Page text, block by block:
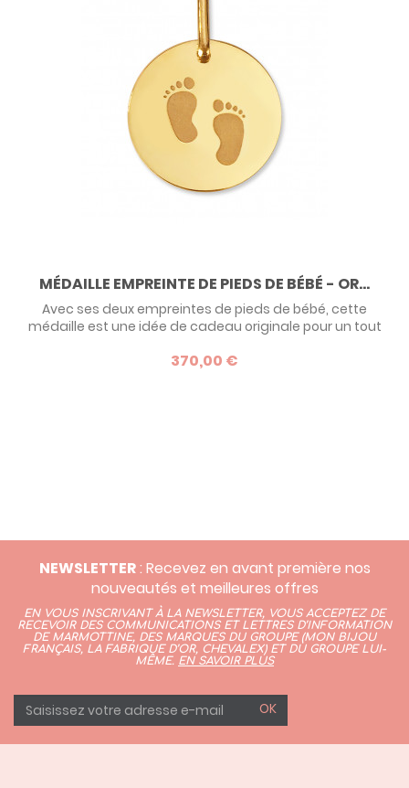
MÉDAILLE EMPREINTE DE PIEDS DE BÉBÉ - OR...
Avec ses deux empreintes de pieds de bébé, cette
médaille est une idée de cadeau originale pour un tout
l'accompagnement de son parrain et de sa marraine vers
370,00 €
NEWSLETTER: Recevez en avant première nos
nouveautés et meilleures offres
EN VOUS INSCRIVANT À LA NEWSLETTER, VOUS ACCEPTEZ DE
RECEVOIR DES COMMUNICATIONS ET LETTRES D’INFORMATION
DE MARMOTTINE, DES MARQUES DU GROUPE (MON BIJOU
FRANÇAIS, LA FABRIQUE D’OR, CHEVALEX)ET DU GROUPE LUI-
MÊME. EN SAVOIR PLUS
OK